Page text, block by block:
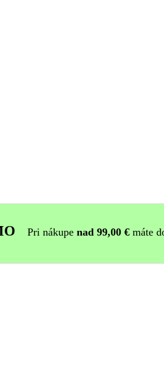
Pri nákupe nad 99,00 €máte